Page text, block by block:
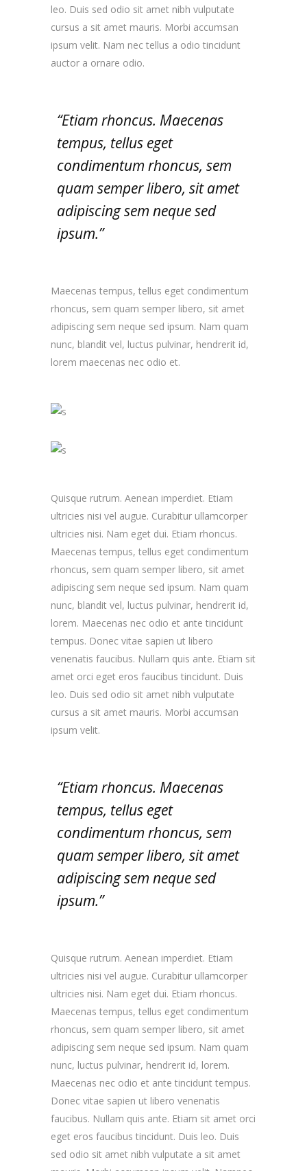
leo. Duis sed odio sit amet nibh vulputate
cursus a sit amet mauris. Morbi accumsan
ipsum velit. Nam nec tellus a odio tincidunt
auctor a ornare odio.
“Etiam rhoncus. Maecenas
tempus, tellus eget
condimentum rhoncus, sem
quam semper libero, sit amet
adipiscing sem neque sed
ipsum.”
Maecenas tempus, tellus eget condimentum
rhoncus, sem quam semper libero, sit amet
adipiscing sem neque sed ipsum. Nam quam
nunc, blandit vel, luctus pulvinar, hendrerit id,
lorem maecenas nec odio et.
Quisque rutrum. Aenean imperdiet. Etiam
ultricies nisi vel augue. Curabitur ullamcorper
ultricies nisi. Nam eget dui. Etiam rhoncus.
Maecenas tempus, tellus eget condimentum
rhoncus, sem quam semper libero, sit amet
adipiscing sem neque sed ipsum. Nam quam
nunc, blandit vel, luctus pulvinar, hendrerit id,
lorem. Maecenas nec odio et ante tincidunt
tempus. Donec vitae sapien ut libero
venenatis faucibus. Nullam quis ante. Etiam sit
amet orci eget eros faucibus tincidunt. Duis
leo. Duis sed odio sit amet nibh vulputate
cursus a sit amet mauris. Morbi accumsan
ipsum velit.
“Etiam rhoncus. Maecenas
tempus, tellus eget
condimentum rhoncus, sem
quam semper libero, sit amet
adipiscing sem neque sed
ipsum.”
Quisque rutrum. Aenean imperdiet. Etiam
ultricies nisi vel augue. Curabitur ullamcorper
ultricies nisi. Nam eget dui. Etiam rhoncus.
Maecenas tempus, tellus eget condimentum
rhoncus, sem quam semper libero, sit amet
adipiscing sem neque sed ipsum. Nam quam
nunc, luctus pulvinar, hendrerit id, lorem.
Maecenas nec odio et ante tincidunt tempus.
Donec vitae sapien ut libero venenatis
faucibus. Nullam quis ante. Etiam sit amet orci
eget eros faucibus tincidunt. Duis leo. Duis
sed odio sit amet nibh vulputate a sit amet